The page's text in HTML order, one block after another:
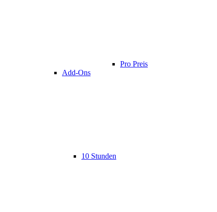
Pro Preis
Add-Ons
10 Stunden